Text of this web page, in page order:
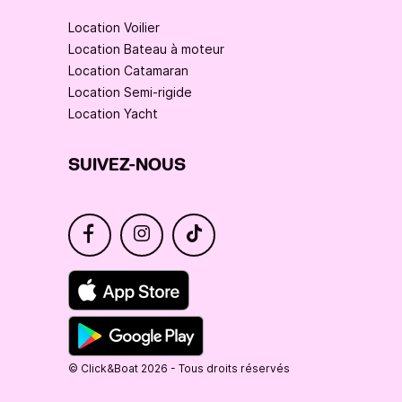
L'arrivée à Gaios dépend du vent!
Coût de la croisière 1.700e (jusqu'à 6 personnes).
Les prix des croisières quotidiennes sont jusqu'à 6
pour plus de passagers (jusqu'à 10).
Notre société se réserve le droit de changer ou de
modifier l'itinéraire de la croisière prévue, ou de
l'annuler, en raison de conditions météorologiques
défavorables ou pour des raisons qu'elle estime ne
pas garantir la sécurité des passagers.
Location Voilier
Location Bateau à moteur
Location Catamaran
Location Semi-rigide
Location Yacht
SUIVEZ-NOUS
© Click&Boat 2026 - Tous droits réservés